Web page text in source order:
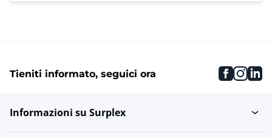
Tieniti informato, seguici ora
Informazioni su Surplex